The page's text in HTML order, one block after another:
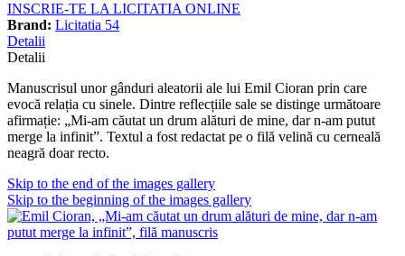
INSCRIE-TE LA LICITATIA ONLINE
Brand: Licitatia 54
Detalii
Detalii
Manuscrisul unor gânduri aleatorii ale lui Emil Cioran prin care
evocă relația cu sinele. Dintre reflecțiile sale se distinge următoare
afirmație: „Mi-am căutat un drum alături de mine, dar n-am putut
merge la infinit”. Textul a fost redactat pe o filă velină cu cerneală
neagră doar recto.
Skip to the end of the images gallery
Skip to the beginning of the images gallery